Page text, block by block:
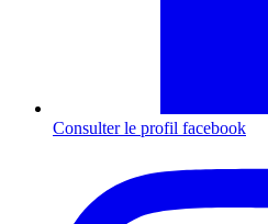
Consulter le profil facebook